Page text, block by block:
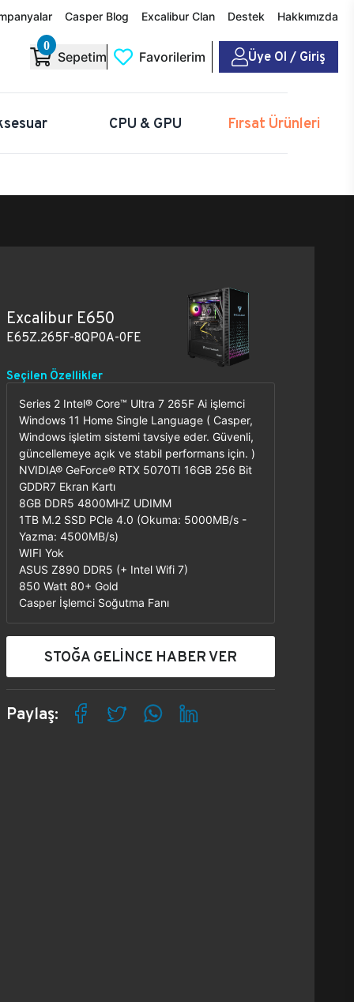
Casper Blog Excalibur Clan Destek Hakkımızda
0
Sepetim Favorilerim Üye Ol / Giriş
CPU & GPU Fırsat Ürünleri
Excalibur E650
E65Z.265F-8QP0A-0FE
Seçilen Özellikler
Series 2 Intel® Core™ Ultra 7 265F Ai işlemci
Windows 11 Home Single Language ( Casper,
Windows işletim sistemi tavsiye eder. Güvenli,
güncellemeye açık ve stabil performans için. )
NVIDIA® GeForce® RTX 5070TI 16GB 256 Bit
GDDR7 Ekran Kartı
8GB DDR5 4800MHZ UDIMM
1TB M.2 SSD PCle 4.0 (Okuma: 5000MB/s -
Yazma: 4500MB/s)
WIFI Yok
ASUS Z890 DDR5 (+ Intel Wifi 7)
850 Watt 80+ Gold
Casper İşlemci Soğutma Fanı
STOĞA GELİNCE HABER VER
Paylaş: